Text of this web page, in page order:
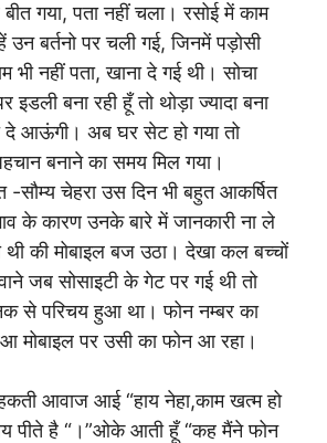
गया, पता नहीं चला। रसोई में काम
बर्तनो पर चली गई, जिनमें पड़ोसी
नहीं पता, खाना दे गई थी। सोचा
इडली बना रही हूँ तो थोड़ा ज्यादा बना
दे आऊंगी। अब घर सेट हो गया तो
बनाने का समय मिल गया।
-सौम्य चेहरा उस दिन भी बहुत आकर्षित
के कारण उनके बारे में जानकारी ना ले
थी की मोबाइल बज उठा। देखा कल बच्चों
जब सोसाइटी के गेट पर गई थी तो
से परिचय हुआ था। फोन नम्बर का
मोबाइल पर उसी का फोन आ रहा।
आवाज आई “हाय नेहा,काम खत्म हो
पीते है “।”ओके आती हूँ “कह मैंने फोन